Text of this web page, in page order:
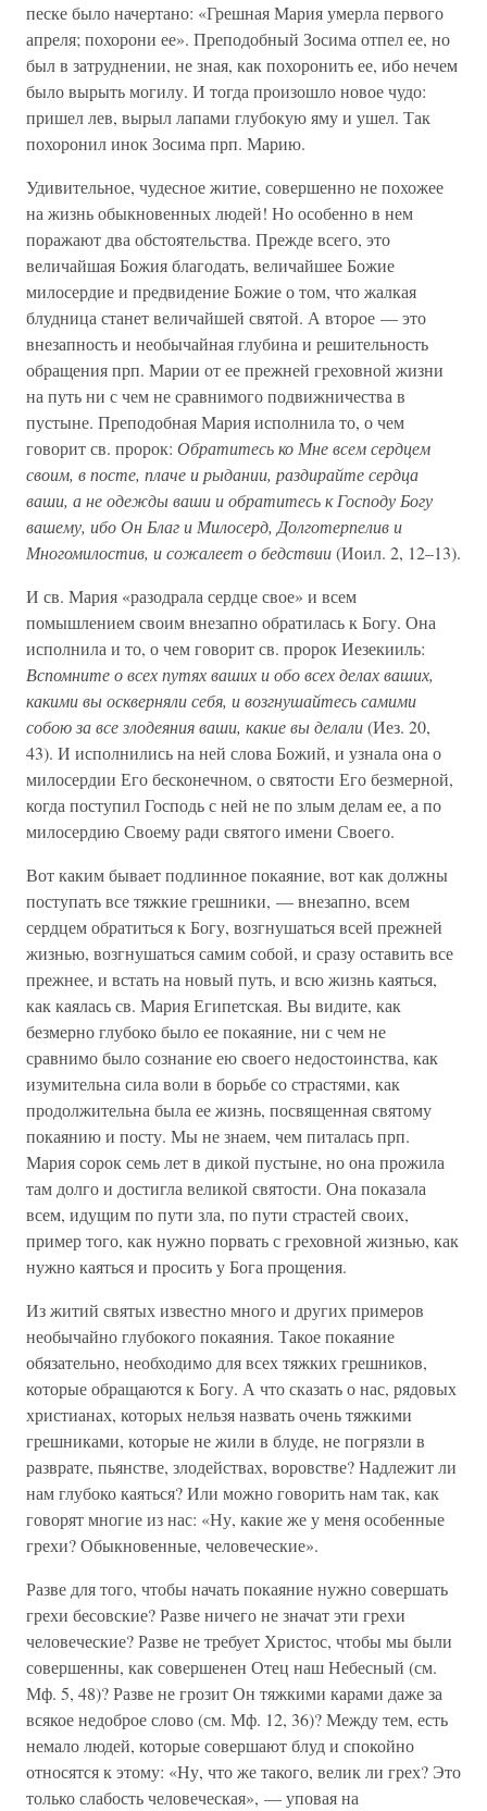
песке было начертано: «Грешная Мария умерла первого
апреля; похорони ее». Преподобный Зосима отпел ее, но
был в затруднении, не зная, как похоронить ее, ибо нечем
было вырыть могилу. И тогда произошло новое чудо:
пришел лев, вырыл лапами глубокую яму и ушел. Так
похоронил инок Зосима прп. Марию.
Удивительное, чудесное житие, совершенно не похожее
на жизнь обыкновенных людей! Но особенно в нем
поражают два обстоятельства. Прежде всего, это
величайшая Божия благодать, величайшее Божие
милосердие и предвидение Божие о том, что жалкая
блудница станет величайшей святой. А второе — это
внезапность и необычайная глубина и решительность
обращения прп. Марии от ее прежней греховной жизни
на путь ни с чем не сравнимого подвижничества в
пустыне. Преподобная Мария исполнила то, о чем
говорит св. пророк: Обратитесь ко Мне всем сердцем
своим, в посте, плаче и рыдании, раздирайте сердца
ваши, а не одежды ваши и обратитесь к Господу Богу
вашему, ибо Он Благ и Милосерд, Долготерпелив и
Многомилостив, и сожалеет о бедствии(Иоил. 2, 12–13).
И св. Мария «разодрала сердце свое» и всем
помышлением своим внезапно обратилась к Богу. Она
исполнила и то, о чем говорит св. пророк Иезекииль:
Вспомните о всех путях ваших и обо всех делах ваших,
какими вы оскверняли себя, и возгнушайтесь самими
собою за все злодеяния ваши, какие вы делали(Иез. 20,
43). И исполнились на ней слова Божий, и узнала она о
милосердии Его бесконечном, о святости Его безмерной,
когда поступил Господь с ней не по злым делам ее, а по
милосердию Своему ради святого имени Своего.
Вот каким бывает подлинное покаяние, вот как должны
поступать все тяжкие грешники, — внезапно, всем
сердцем обратиться к Богу, возгнушаться всей прежней
жизнью, возгнушаться самим собой, и сразу оставить все
прежнее, и встать на новый путь, и всю жизнь каяться,
как каялась св. Мария Египетская. Вы видите, как
безмерно глубоко было ее покаяние, ни с чем не
сравнимо было сознание ею своего недостоинства, как
изумительна сила воли в борьбе со страстями, как
продолжительна была ее жизнь, посвященная святому
покаянию и посту. Мы не знаем, чем питалась прп.
Мария сорок семь лет в дикой пустыне, но она прожила
там долго и достигла великой святости. Она показала
всем, идущим по пути зла, по пути страстей своих,
пример того, как нужно порвать с греховной жизнью, как
нужно каяться и просить у Бога прощения.
Из житий святых известно много и других примеров
необычайно глубокого покаяния. Такое покаяние
обязательно, необходимо для всех тяжких грешников,
которые обращаются к Богу. А что сказать о нас, рядовых
христианах, которых нельзя назвать очень тяжкими
грешниками, которые не жили в блуде, не погрязли в
разврате, пьянстве, злодействах, воровстве? Надлежит ли
нам глубоко каяться? Или можно говорить нам так, как
говорят многие из нас: «Ну, какие же у меня особенные
грехи? Обыкновенные, человеческие».
Разве для того, чтобы начать покаяние нужно совершать
грехи бесовские? Разве ничего не значат эти грехи
человеческие? Разве не требует Христос, чтобы мы были
совершенны, как совершенен Отец наш Небесный (см.
Мф. 5, 48)? Разве не грозит Он тяжкими карами даже за
всякое недоброе слово (см. Мф. 12, 36)? Между тем, есть
немало людей, которые совершают блуд и спокойно
относятся к этому: «Ну, что же такого, велик ли грех? Это
только слабость человеческая», — уповая на